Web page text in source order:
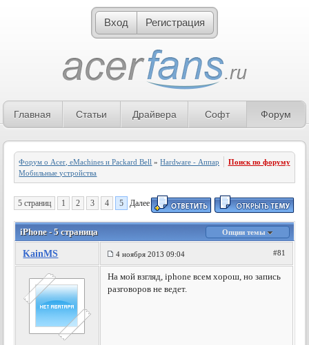
Вход Регистрация
Главная Статьи Драйвера Софт Форум
Форум о Acer, eMachines и Packard Bell »Hardware - Аппаратное обеспечение»
Мобильные устройства
Поиск по форуму
5 страниц 1 2 3 4 5 Далее
iPhone - 5 страница Опции темы
KainMS 4 ноября 2013 09:04 #81
На мой взгляд, iphone всем хорош, но запись
разговоров не ведет.